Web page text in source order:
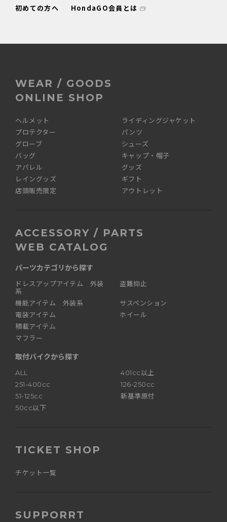
初めての方へ
HondaGO会員とは
WEAR / GOODS
ONLINE SHOP
ヘルメット
ライディングジャケット
プロテクター
パンツ
グローブ
シューズ
バッグ
キャップ・帽子
アパレル
グッズ
レイングッズ
ギフト
店頭販売限定
アウトレット
ACCESSORY / PARTS
WEB CATALOG
パーツカテゴリから探す
ドレスアップアイテム 外装
系
機能アイテム 外装系
電装アイテム
積載アイテム
マフラー
盗難抑止
サスペンション
ホイール
取付バイクから探す
ALL
401cc以上
251-400cc
126-250cc
51-125cc
新基準原付
50cc以下
TICKET SHOP
チケット一覧
SUPPORRT